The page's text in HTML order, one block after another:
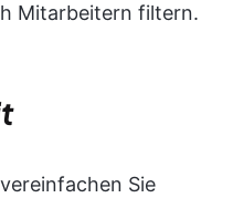
Mitarbeitern filtern.
Sie